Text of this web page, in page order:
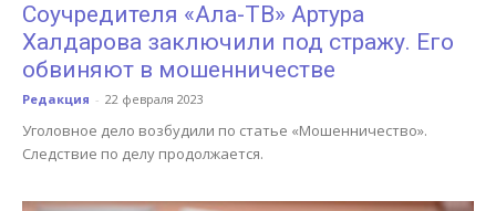
Соучредителя «Ала-ТВ» Артура
Халдарова заключили под стражу. Его
обвиняют в мошенничестве
Редакция - 22 февраля 2023
Уголовное дело возбудили по статье «Мошенничество».
Следствие по делу продолжается.